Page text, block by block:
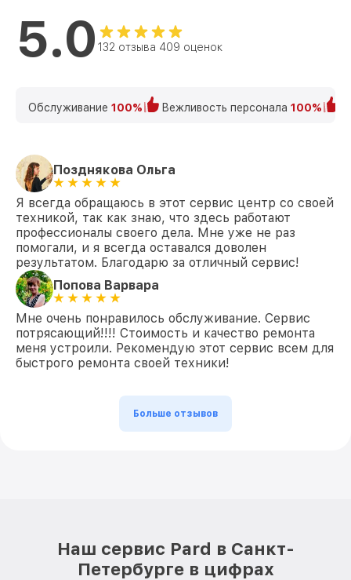
5.0 132 отзыва 409 оценок
Обслуживание 100% Вежливость персонала 100%
Позднякова Ольга
Я всегда обращаюсь в этот сервис центр со своей
техникой, так как знаю, что здесь работают
профессионалы своего дела. Мне уже не раз
помогали, и я всегда оставался доволен
результатом. Благодарю за отличный сервис!
Попова Варвара
Мне очень понравилось обслуживание. Сервис
потрясающий!!!! Стоимость и качество ремонта
меня устроили. Рекомендую этот сервис всем для
быстрого ремонта своей техники!
Больше отзывов
Наш сервис Pard в Санкт-
Петербурге в цифрах